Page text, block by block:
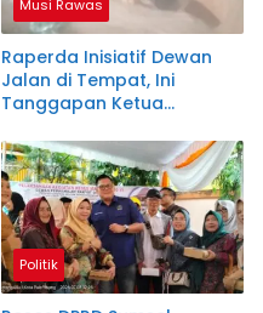
Musi Rawas
Raperda Inisiatif Dewan
Jalan di Tempat, Ini
Tanggapan Ketua
Politik